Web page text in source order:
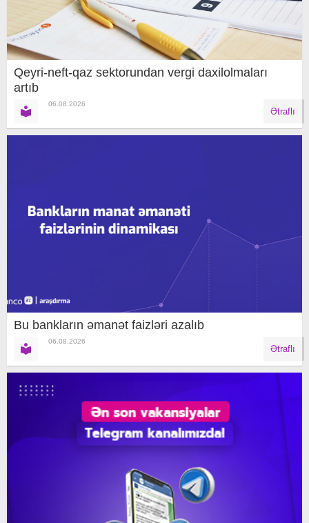
Qeyri-neft-qaz sektorundan vergi daxilolmaları
artıb
06.08.2026
Ətraflı
Bu bankların əmanət faizləri azalıb
06.08.2026
Ətraflı